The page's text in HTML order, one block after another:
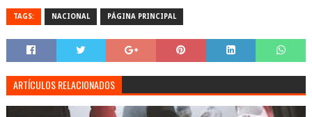
TAGS: NACIONAL PÁGINA PRINCIPAL
ARTÍCULOS RELACIONADOS